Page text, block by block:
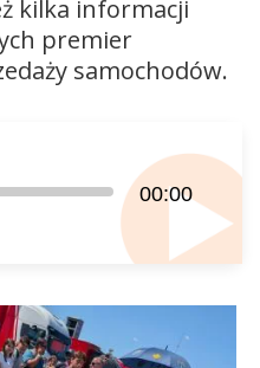
kilka informacji
premier
samochodów.
00:00